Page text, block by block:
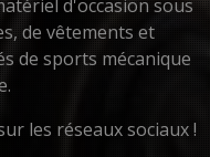
d'occasion sous
de vêtements et
de sports mécanique
les réseaux sociaux !